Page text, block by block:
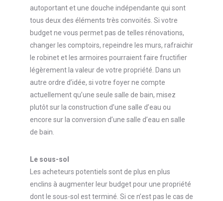
autoportant et une douche indépendante qui sont
tous deux des éléments très convoités. Si votre
budget ne vous permet pas de telles rénovations,
changer les comptoirs, repeindre les murs, rafraichir
le robinet et les armoires pourraient faire fructifier
légèrement la valeur de votre propriété. Dans un
autre ordre d’idée, si votre foyer ne compte
actuellement qu’une seule salle de bain, misez
plutôt sur la construction d’une salle d’eau ou
encore sur la conversion d’une salle d’eau en salle
de bain.
Le sous-sol
Les acheteurs potentiels sont de plus en plus
enclins à augmenter leur budget pour une propriété
dont le sous-sol est terminé. Si ce n’est pas le cas de